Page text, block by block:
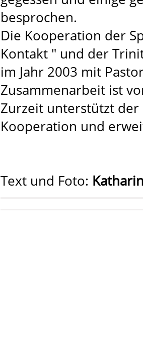
besprochen.
Die Kooperation der
Kontakt " und der
im Jahr 2003 mit
Zusammenarbeit ist
Zurzeit unterstützt
Kooperation und
Text und Foto: